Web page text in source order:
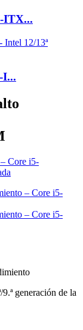
ITX...
I...
generación de la